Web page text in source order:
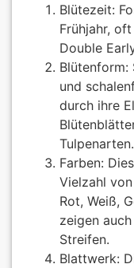
Blütezeit:
Frühjahr,
Double
Blütenform:
und
durch ihre
Tulpenarten.
Farben:
Vielzahl
Rot, Weiß,
zeigen
Streifen.
Blattwerk: